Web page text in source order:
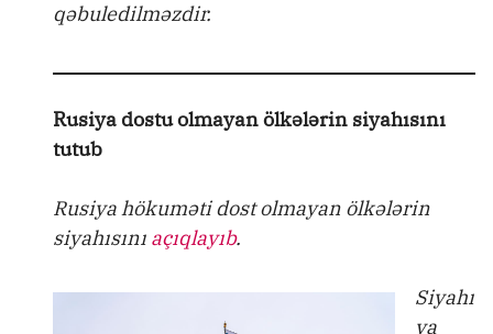
qəbuledilməzdir.
Rusiya dostu olmayan ölkələrin siyahısını
tutub
Rusiya hökuməti dost olmayan ölkələrin
siyahısını açıqlayıb.
Siyahı
ya